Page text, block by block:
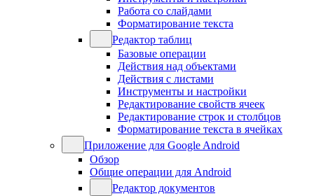
Работа со слайдами
Форматирование текста
Редактор таблиц
Базовые операции
Действия над объектами
Действия с листами
Инструменты и настройки
Редактирование свойств ячеек
Редактирование строк и столбцов
Форматирование текста в ячейках
Приложение для Google Android
Обзор
Общие операции для Android
Редактор документов